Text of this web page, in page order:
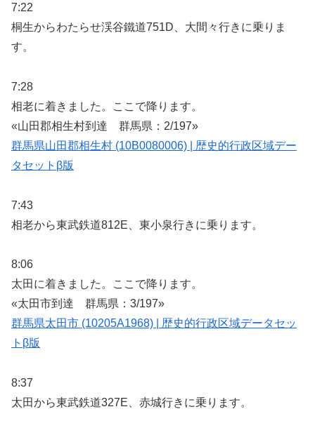
7:22
桐生からわたらせ渓谷鐵道751D、大間々行きに乗りま
す。
7:28
相老に着きました。ここで降ります。
«山田郡相生村到達 群馬県：2/197»
群馬県山田郡相生村 (10B0080006) | 歴史的行政区域デー
タセットβ版
7:43
相老から東武鉄道812E、東小泉行きに乗ります。
8:06
太田に着きました。ここで降ります。
«太田市到達 群馬県：3/197»
群馬県太田市 (10205A1968) | 歴史的行政区域データセッ
トβ版
8:37
太田から東武鉄道327E、赤城行きに乗ります。